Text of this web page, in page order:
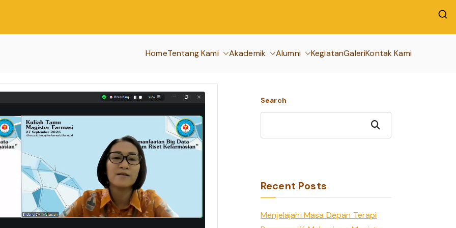
HomeTentang Kami Akademik Alumni KegiatanGaleriKontak Kami
Search
Search
Recent Posts
Menjelajahi Masa Depan Terapi